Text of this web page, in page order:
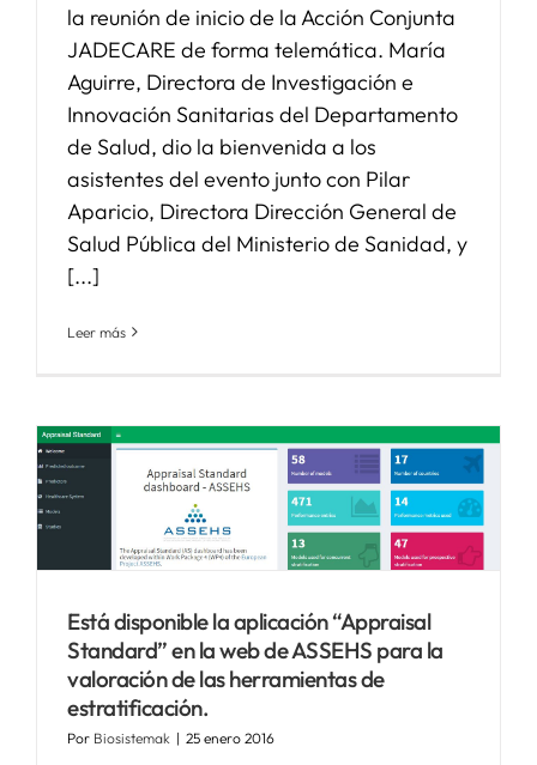
la reunión de inicio de la Acción Conjunta
JADECARE de forma telemática. María
Aguirre, Directora de Investigación e
Innovación Sanitarias del Departamento
de Salud, dio la bienvenida a los
asistentes del evento junto con Pilar
Aparicio, Directora Dirección General de
Salud Pública del Ministerio de Sanidad, y
[...]
Leer más
Está disponible la aplicación “Appraisal
Standard” en la web de ASSEHS para la
valoración de las herramientas de
estratificación.
Por Biosistemak | 25 enero 2016